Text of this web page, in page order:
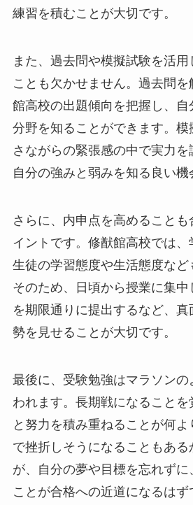
練習を積むことが大切です。
また、過去問や模擬試験を活用
ことも欠かせません。過去問
館高校の出題傾向を把握し、
分野を知ることができます。模
さながらの緊張感の中で実力を
自分の強みと弱みを知る良い機
さらに、内申点を高めること
イントです。修猷館高校では、
生徒の学習態度や生活態度など
そのため、日頃から授業に集
を期限通りに提出するなど、
勢を見せることが大切です。
最後に、受験勉強はマラソン
われます。長期戦になることを
と努力を積み重ねることが何
で挫折しそうになることもある
が、自分の夢や目標を忘れずに
ことが合格への近道になるはず